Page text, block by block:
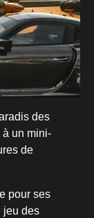
des
à un mini-
de
pour ses
jeu des